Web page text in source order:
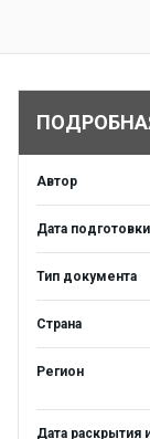
Автор
Дата
Тип документа
Страна
Регион
Дата раскрытия